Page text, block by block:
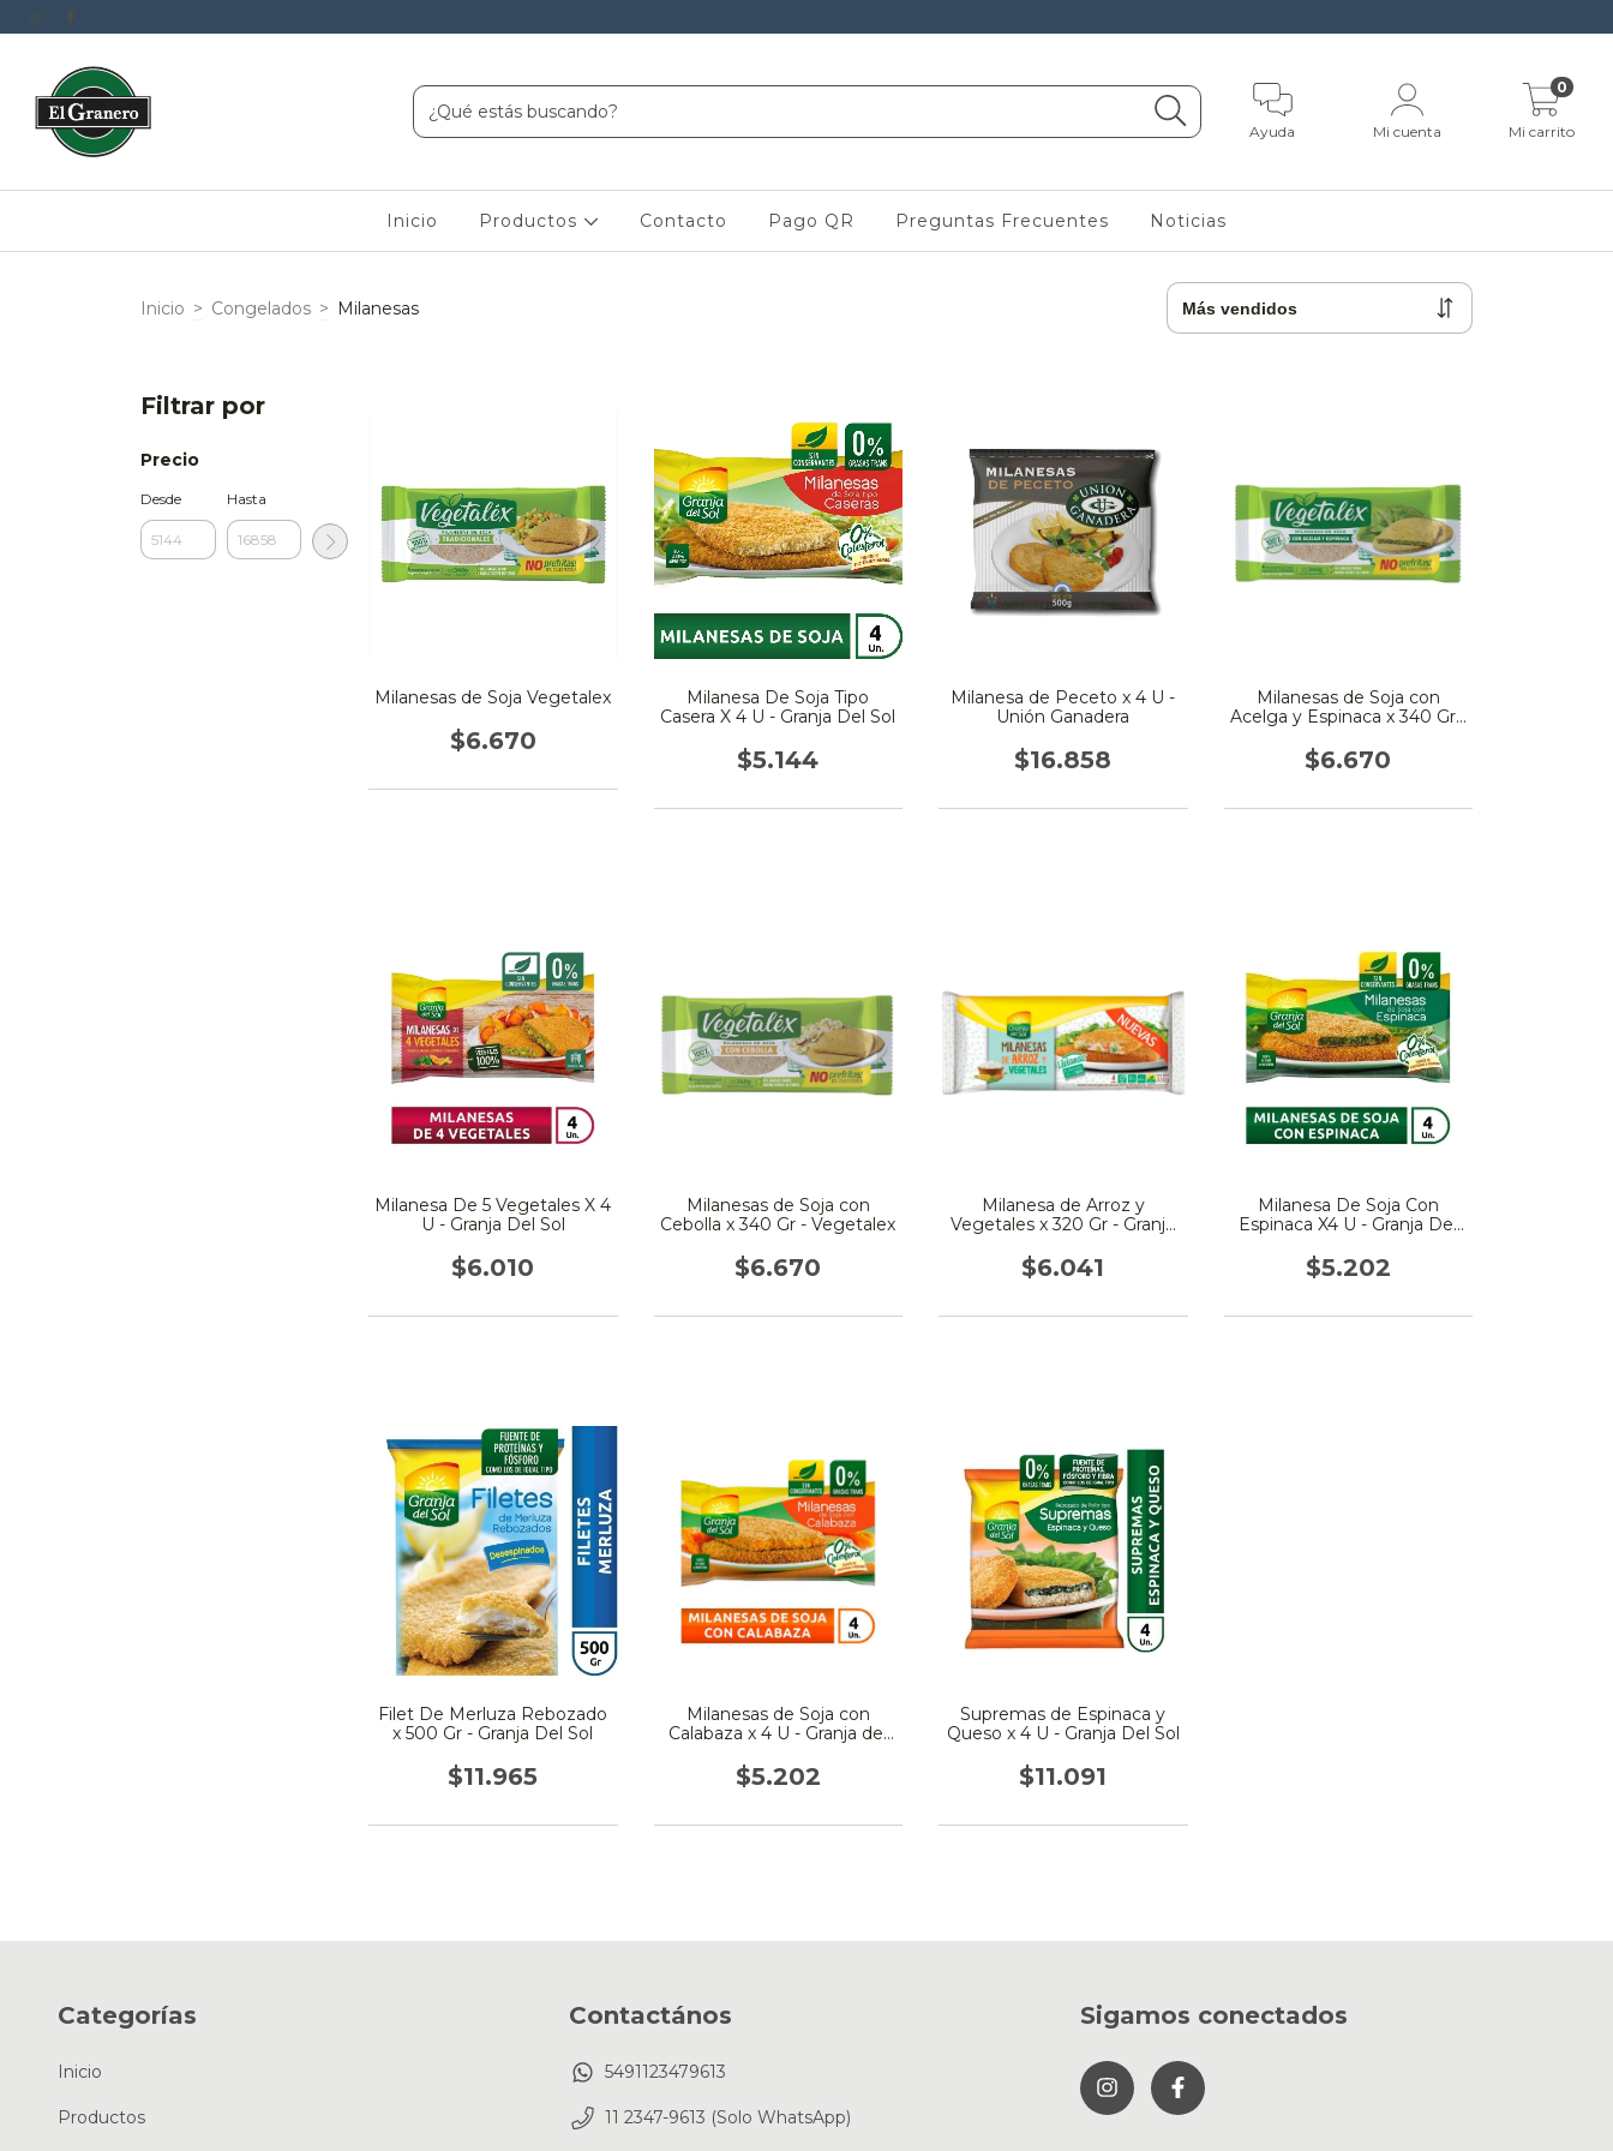
Ayuda Mi cuenta Mi carrito
0
Inicio Productos Contacto Pago QR Preguntas Frecuentes Noticias
Inicio > Congelados > Milanesas
Filtrar por
Precio
Desde Hasta
Milanesas de Soja Vegetalex
$6.670
Milanesa De Soja Tipo
Casera X 4 U - Granja Del Sol
$5.144
Milanesa de Peceto x 4 U -
Unión Ganadera
$16.858
Milanesas de Soja con
Acelga y Espinaca x 340 Gr -
$6.670
Milanesa De 5 Vegetales X 4
U - Granja Del Sol
$6.010
Milanesas de Soja con
Cebolla x 340 Gr - Vegetalex
$6.670
Milanesa de Arroz y
Vegetales x 320 Gr - Granja
$6.041
Milanesa De Soja Con
Espinaca X4 U - Granja Del
$5.202
Filet De Merluza Rebozado
x 500 Gr - Granja Del Sol
$11.965
Milanesas de Soja con
Calabaza x 4 U - Granja del
$5.202
Supremas de Espinaca y
Queso x 4 U - Granja Del Sol
$11.091
Categorías
Inicio
Productos
Contactános
5491123479613
11 2347-9613 (Solo WhatsApp)
Sigamos conectados